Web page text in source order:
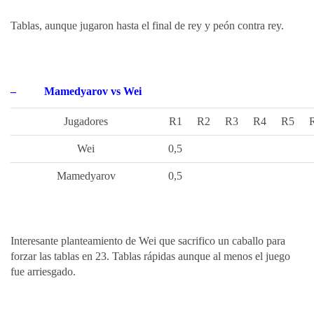
Tablas, aunque jugaron hasta el final de rey y peón contra rey.
– Mamedyarov vs Wei
Jugadores R1 R2 R3 R4 R5
Wei 0,5
Mamedyarov 0,5
Interesante planteamiento de Wei que sacrifico un caballo para
forzar las tablas en 23. Tablas rápidas aunque al menos el juego
fue arriesgado.